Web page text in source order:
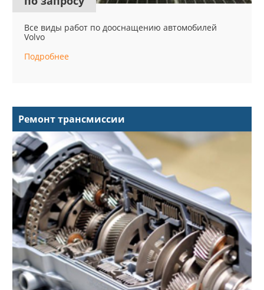
Все виды работ по дооснащению автомобилей
Volvo
Подробнее
Ремонт трансмиссии